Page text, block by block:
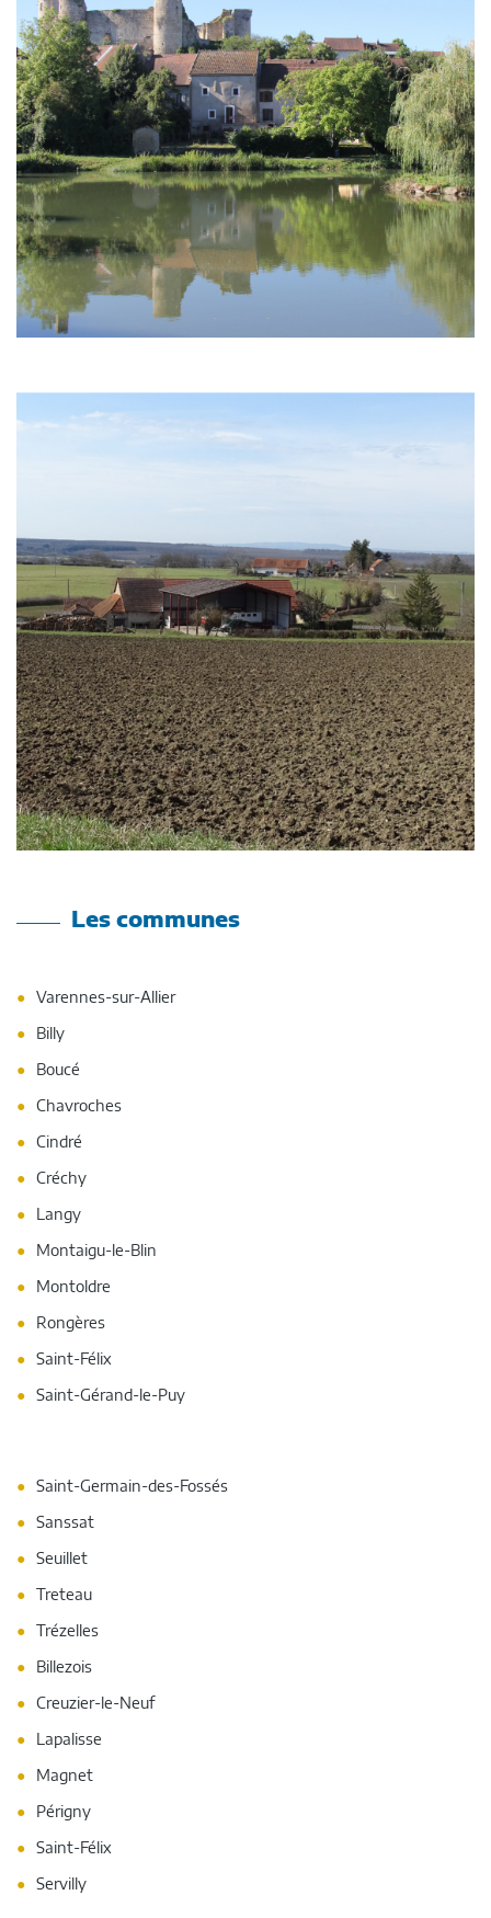
Les communes
Varennes-sur-Allier
Billy
Boucé
Chavroches
Cindré
Créchy
Langy
Montaigu-le-Blin
Montoldre
Rongères
Saint-Félix
Saint-Gérand-le-Puy
Saint-Germain-des-Fossés
Sanssat
Seuillet
Treteau
Trézelles
Billezois
Creuzier-le-Neuf
Lapalisse
Magnet
Périgny
Saint-Félix
Servilly